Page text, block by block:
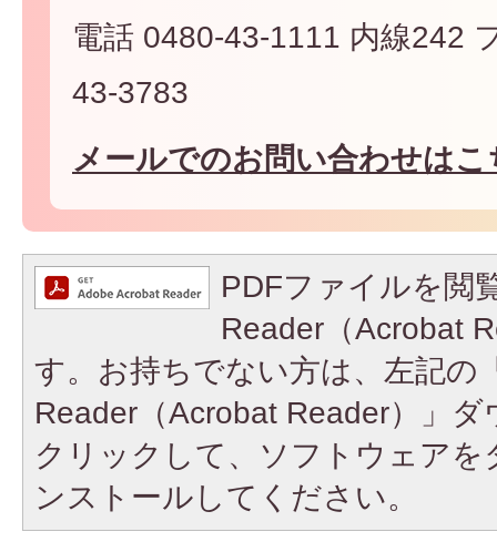
電話 0480-43-1111 内線242
43-3783
メールでのお問い合わせは
PDFファイルを閲
Reader（Acrobat
す。お持ちでない方は、左記の
Reader（Acrobat Reader）」
クリックして、ソフトウェア
ンストールしてください。